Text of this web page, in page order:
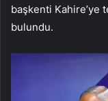
başkenti Kahire’ye
bulundu.